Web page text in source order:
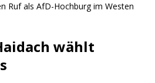
Ruf als AfD-Hochburg im Westen
wählt